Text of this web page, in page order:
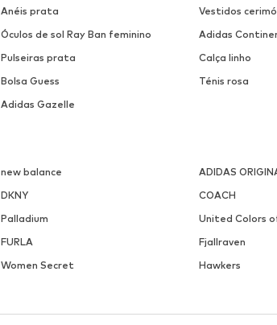
Anéis prata Vestidos
Óculos de sol Ray Ban feminino Adidas
Pulseiras prata Calça linho
Bolsa Guess Ténis rosa
Adidas Gazelle
new balance ADIDAS
DKNY COACH
Palladium United Colors
FURLA Fjallraven
Women Secret Hawkers